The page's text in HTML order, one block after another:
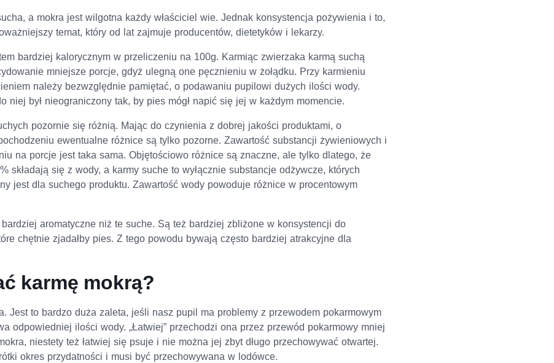
a mokra jest wilgotna każdy właściciel wie. Jednak konsystencja pożywienia i to,
temat, który od lat zajmuje producentów, dietetyków i lekarzy.
bardziej kalorycznym w przeliczeniu na 100g. Karmiąc zwierzaka karmą suchą
mniejsze porcje, gdyż ulegną one pęcznieniu w żołądku. Przy karmieniu
należy bezwzględnie pamiętać, o podawaniu pupilowi dużych ilości wody.
niej był nieograniczony tak, by pies mógł napić się jej w każdym momencie.
pozornie się różnią. Mając do czynienia z dobrej jakości produktami, o
ewentualne różnice są tylko pozorne. Zawartość substancji żywieniowych i
na porcje jest taka sama. Objętościowo różnice są znaczne, ale tylko dlatego, że
składają się z wody, a karmy suche to wyłącznie substancje odżywcze, których
jest dla suchego produktu. Zawartość wody powoduje różnice w procentowym
bardziej aromatyczne niż te suche. Są też bardziej zbliżone w konsystencji do
chętnie zjadałby pies. Z tego powodu bywają często bardziej atrakcyjne dla
karmę mokrą?
Jest to bardzo duża zaleta, jeśli nasz pupil ma problemy z przewodem pokarmowym
odpowiedniej ilości wody. „Łatwiej” przechodzi ona przez przewód pokarmowy mniej
niestety też łatwiej się psuje i nie można jej zbyt długo przechowywać otwartej.
okres przydatności i musi być przechowywana w lodówce.